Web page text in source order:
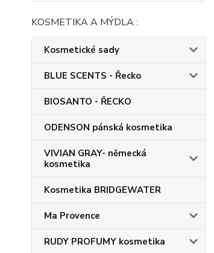
KOSMETIKA A MÝDLA :
Kosmetické sady
BLUE SCENTS - Řecko
BIOSANTO - ŘECKO
ODENSON pánská kosmetika
VIVIAN GRAY- německá
kosmetika
Kosmetika BRIDGEWATER
Ma Provence
RUDY PROFUMY kosmetika